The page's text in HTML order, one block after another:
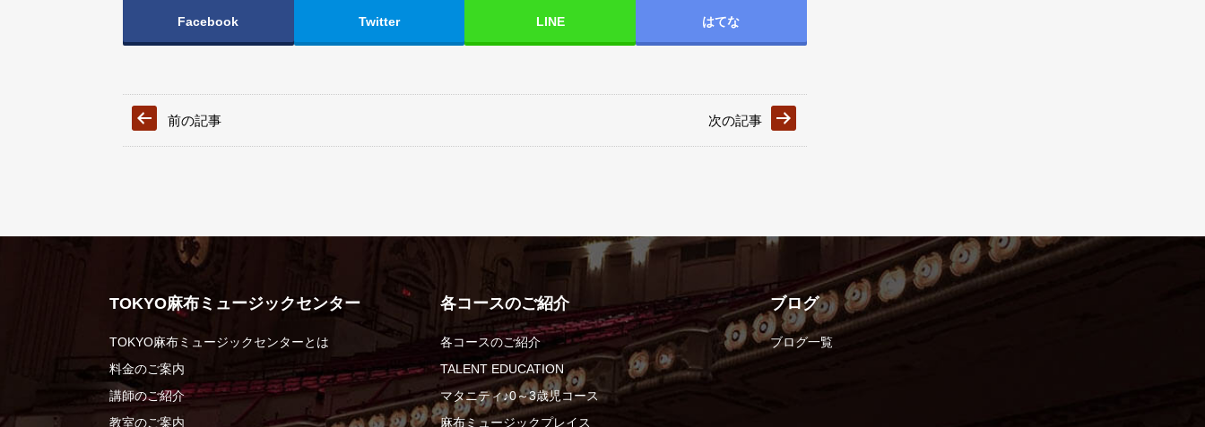
Facebook Twitter LINE はてな
前の記事 次の記事
TOKYO麻布ミュージックセンター
TOKYO麻布ミュージックセンターとは
料金のご案内
講師のご紹介
教室のご案内
各コースのご紹介
各コースのご紹介
TALENT EDUCATION
マタニティ♪0～3歳児コース
麻布ミュージックプレイス
ブログ
ブログ一覧